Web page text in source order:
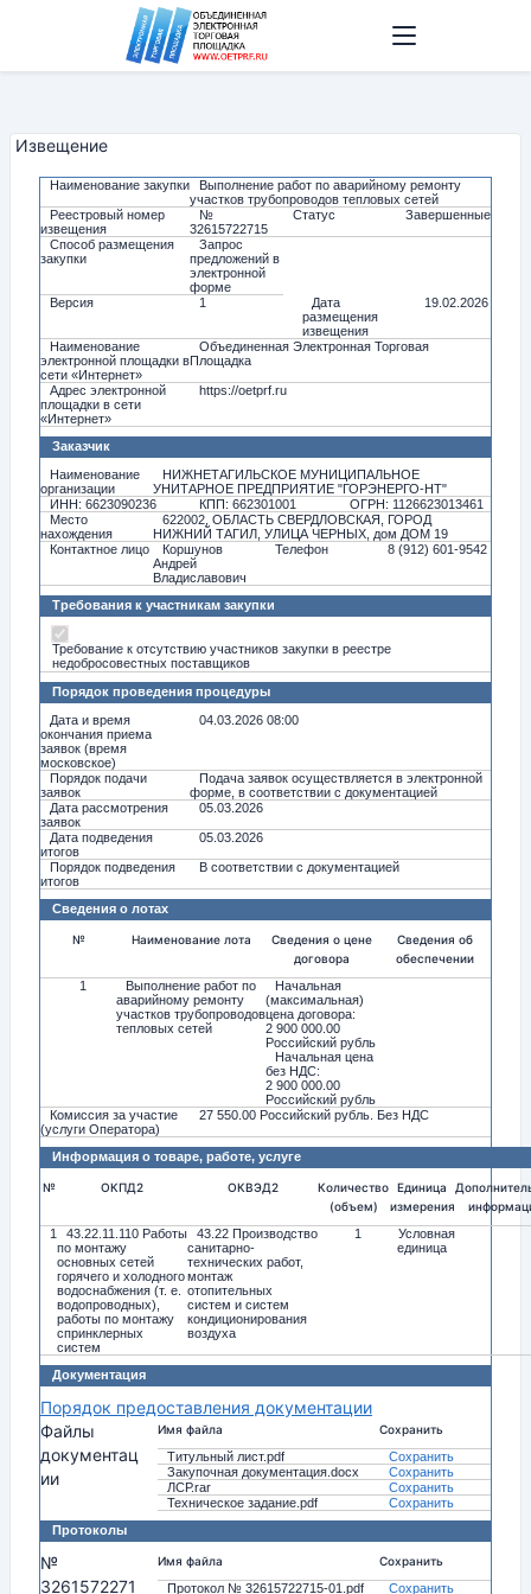
Извещение
Наименование закупки
Выполнение работ по аварийному ремонту
участков трубопроводов тепловых сетей
Реестровый номер
извещения
№
32615722715
Статус Завершенные
Способ размещения
закупки
Запрос
предложений в
электронной
форме
Версия
1
Дата
размещения
извещения
19.02.2026
Наименование
электронной площадки в
сети «Интернет»
Объединенная Электронная Торговая
Площадка
Адрес электронной
площадки в сети
«Интернет»
https://oetprf.ru
Заказчик
Наименование
организации
НИЖНЕТАГИЛЬСКОЕ МУНИЦИПАЛЬНОЕ
УНИТАРНОЕ ПРЕДПРИЯТИЕ "ГОРЭНЕРГО-НТ"
ИНН: 6623090236
КПП: 662301001
ОГРН: 1126623013461
Место
нахождения
622002, ОБЛАСТЬ СВЕРДЛОВСКАЯ, ГОРОД
НИЖНИЙ ТАГИЛ, УЛИЦА ЧЕРНЫХ, дом ДОМ 19
Контактное лицо
Коршунов
Андрей
Владиславович
Телефон 8 (912) 601-9542
Требования к участникам закупки
Требование к отсутствию участников закупки в реестре
недобросовестных поставщиков
Порядок проведения процедуры
Дата и время
окончания приема
заявок (время
московское)
04.03.2026 08:00
Порядок подачи
заявок
Подача заявок осуществляется в электронной
форме, в соответствии с документацией
Дата рассмотрения
заявок
05.03.2026
Дата подведения
итогов
05.03.2026
Порядок подведения
итогов
В соответствии с документацией
Сведения о лотах
№ Наименование лота
Сведения о цене
договора
Сведения об
обеспечении
1
Выполнение работ по
аварийному ремонту
участков трубопроводов
тепловых сетей
Начальная
(максимальная)
цена договора:
2 900 000.00
Российский рубль
Начальная цена
без НДС:
2 900 000.00
Российский рубль
Комиссия за участие
(услуги Оператора)
27 550.00 Российский рубль. Без НДС
Информация о товаре, работе, услуге
№ ОКПД2 ОКВЭД2
Количество
(объем)
Единица
измерения
1
43.22.11.110 Работы
по монтажу
основных сетей
горячего и холодного
водоснабжения (т. е.
водопроводных),
работы по монтажу
спринклерных
систем
43.22 Производство
санитарно-
технических работ,
монтаж
отопительных
систем и систем
кондиционирования
воздуха
1
Условная
единица
Документация
Порядок предоставления документации
Файлы
документац
ии
Имя файла
Сохранить
Титульный лист.pdf
Сохранить
Закупочная документация.docx
Сохранить
ЛСР.rar
Сохранить
Техническое задание.pdf
Сохранить
Протоколы
№
3261572271
Имя файла
Сохранить
Протокол № 32615722715-01.pdf
Сохранить